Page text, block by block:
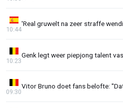
'Real gruwelt na zeer straffe
10:44
Genk legt weer piepjong talent
10:23
Vitor Bruno doet fans belofte:
09:30